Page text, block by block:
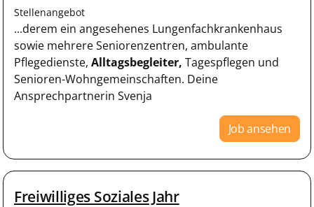
Stellenangebot
...derem ein angesehenes Lungenfachkrankenhaus
sowie mehrere Seniorenzentren, ambulante
Pflegedienste, Alltagsbegleiter, Tagespflegen und
Senioren-Wohngemeinschaften. Deine
Ansprechpartnerin Svenja
Job ansehen
Freiwilliges Soziales Jahr